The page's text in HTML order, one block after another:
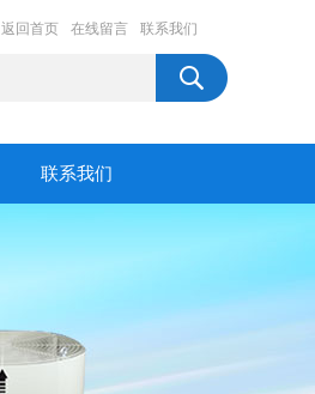
返回首页 在线留言 联系我们
联系我们